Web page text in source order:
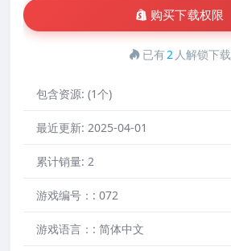
购买下载权限
已有2 人解锁下载
包含资源: (1个)
最近更新: 2025-04-01
累计销量: 2
游戏编号：: 072
游戏语言：: 简体中文